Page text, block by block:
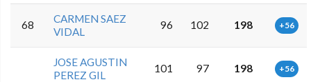
68
CARMEN SAEZ
VIDAL
96 102 198 +56
JOSE AGUSTIN
PEREZ GIL
101 97 198 +56